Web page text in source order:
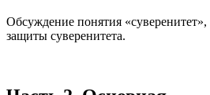
Обсуждение понятия «суверенитет»,
защиты суверенитета.